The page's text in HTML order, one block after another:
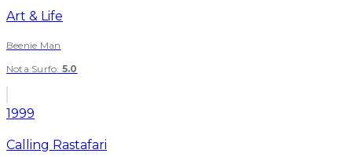
Art & Life
Beenie Man
Nota Surfo: 5.0
1999
Calling Rastafari